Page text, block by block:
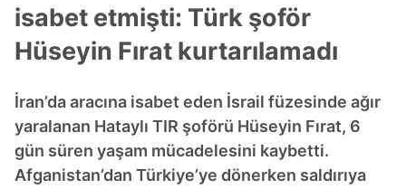
isabet etmişti: Türk şoför
Hüseyin Fırat kurtarılamadı
İran’da aracına isabet eden İsrail füzesinde ağır
yaralanan Hataylı TIR şoförü Hüseyin Fırat, 6
gün süren yaşam mücadelesini kaybetti.
Afganistan’dan Türkiye’ye dönerken saldırıya